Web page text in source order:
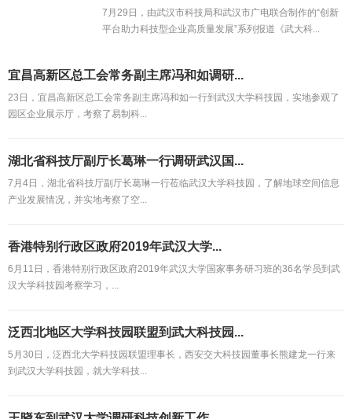
7月29日，由武汉市科技局和武汉市广电联合制作的“创新
平台助力科技型企业高质量发展”系列报道《武大科...
宜昌高新区总工会常务副主席冯和如调研...
23日，宜昌高新区总工会常务副主席冯和如一行到武汉大学科技园，实地参观了
园区企业展示厅，考察了易制科...
湖北省科技厅副厅长葛琳一行调研武汉国...
7月4日，湖北省科技厅副厅长葛琳一行莅临武汉大学科技园，了解地球空间信息
产业发展情况，并实地考察了空...
香港特别行政区政府2019年武汉大学...
6月11日，香港特别行政区政府2019年武汉大学国家事务研习班的36名学员到武
汉大学科技园考察学习，...
泛西北地区大学科技园联盟到武大科技园...
5月30日，泛西北大学科技园联盟理事长，西安交大科技园董事长熊建龙一行来
到武汉大学科技园，就大学科技...